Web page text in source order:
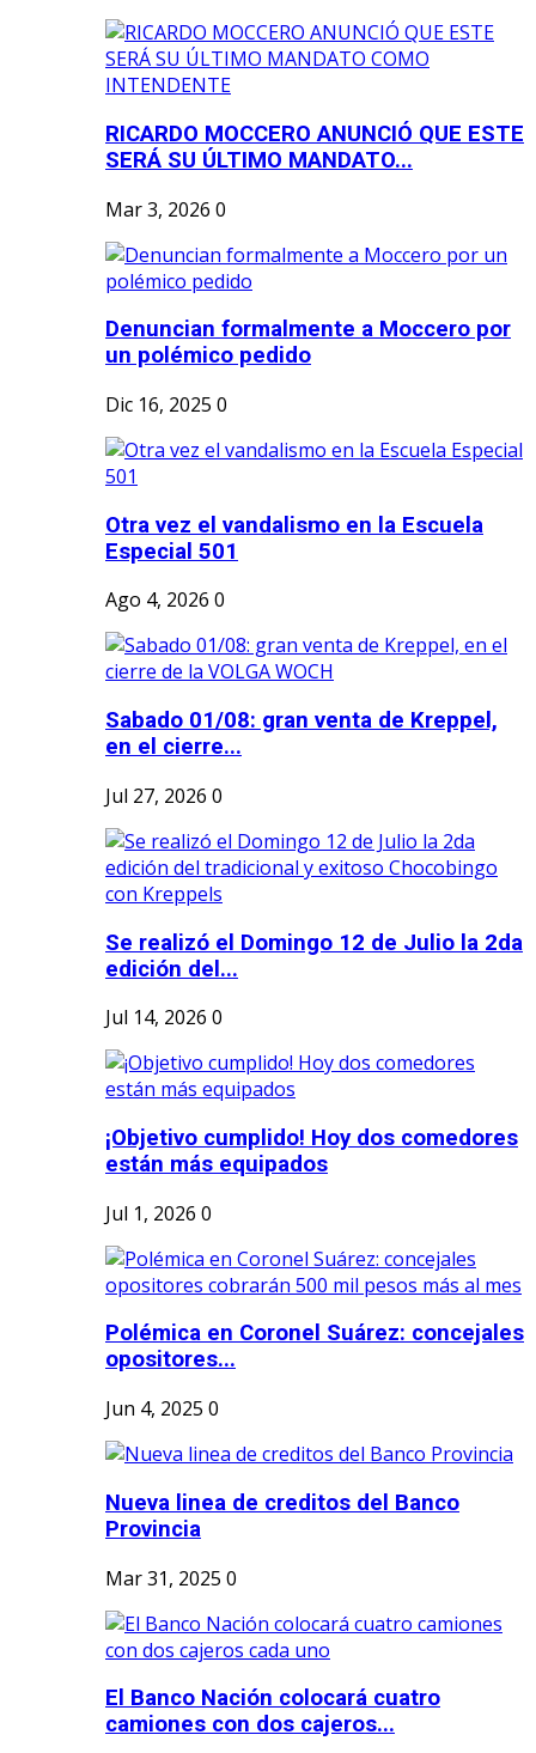
RICARDO MOCCERO ANUNCIÓ QUE ESTE
SERÁ SU ÚLTIMO MANDATO...
Mar 3, 2026 0
Denuncian formalmente a Moccero por
un polémico pedido
Dic 16, 2025 0
Otra vez el vandalismo en la Escuela
Especial 501
Ago 4, 2026 0
Sabado 01/08: gran venta de Kreppel,
en el cierre...
Jul 27, 2026 0
Se realizó el Domingo 12 de Julio la 2da
edición del...
Jul 14, 2026 0
¡Objetivo cumplido! Hoy dos comedores
están más equipados
Jul 1, 2026 0
Polémica en Coronel Suárez: concejales
opositores...
Jun 4, 2025 0
Nueva linea de creditos del Banco
Provincia
Mar 31, 2025 0
El Banco Nación colocará cuatro
camiones con dos cajeros...